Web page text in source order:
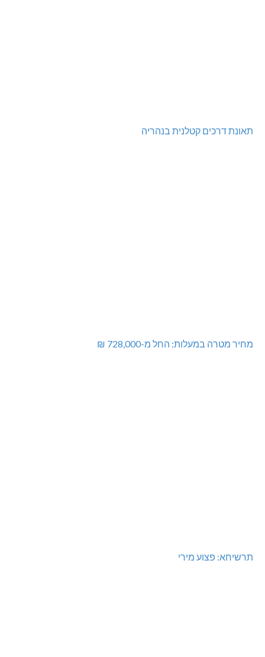
תאונת דרכים קטלנית בנהריה
מחיר מטרה במעלות: החל מ-728,000 ₪
תרשיחא: פצוע מירי